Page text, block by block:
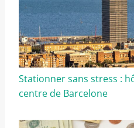
Stationner sans stress :
centre de Barcelone